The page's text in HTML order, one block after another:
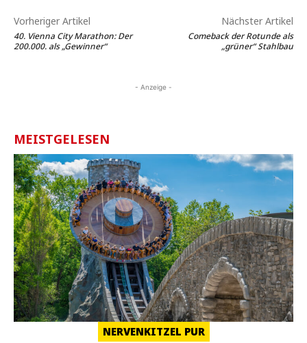
Vorheriger Artikel
40. Vienna City Marathon: Der
200.000. als „Gewinner“
Nächster Artikel
Comeback der Rotunde als
„grüner“ Stahlbau
- Anzeige -
MEISTGELESEN
NERVENKITZEL PUR